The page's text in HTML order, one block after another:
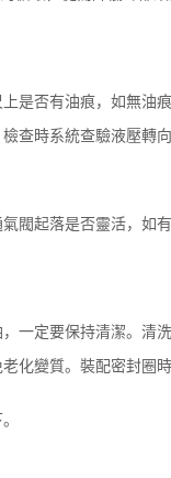
是否有油痕，如無油
查時系統查驗液壓轉
閥起落是否靈活，如
一定要保持清潔。清
化變質。裝配密封圈